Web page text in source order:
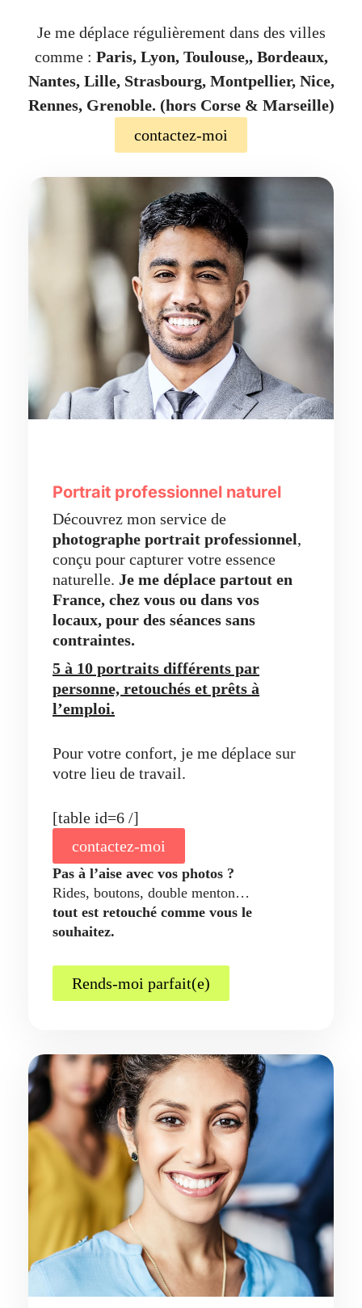
Je me déplace régulièrement dans des villes
comme : Paris, Lyon, Toulouse,, Bordeaux,
Nantes, Lille, Strasbourg, Montpellier, Nice,
Rennes, Grenoble. (hors Corse & Marseille)
contactez-moi
Portrait professionnel naturel
Découvrez mon service de
photographe portrait professionnel,
conçu pour capturer votre essence
naturelle. Je me déplace partout en
France, chez vous ou dans vos
locaux, pour des séances sans
contraintes.
5 à 10 portraits différents par
personne, retouchés et prêts à
l’emploi.
Pour votre confort, je me déplace sur
votre lieu de travail.
[table id=6 /]
contactez-moi
Pas à l’aise avec vos photos ?
Rides, boutons, double menton…
tout est retouché comme vous le
souhaitez.
Rends-moi parfait(e)